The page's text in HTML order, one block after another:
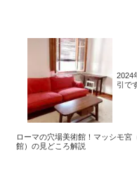
2024
引で
ローマの穴場美術館！マッシモ宮
館）の見どころ解説